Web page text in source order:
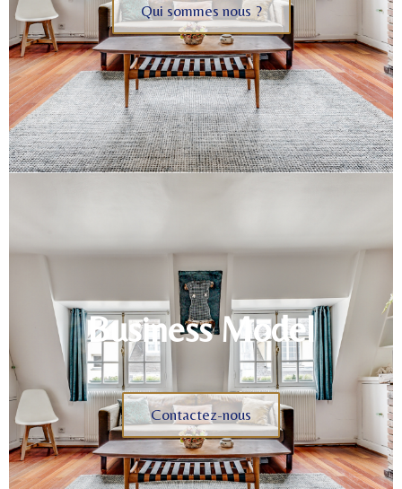
Qui sommes nous ?
Business Model
Contactez-nous